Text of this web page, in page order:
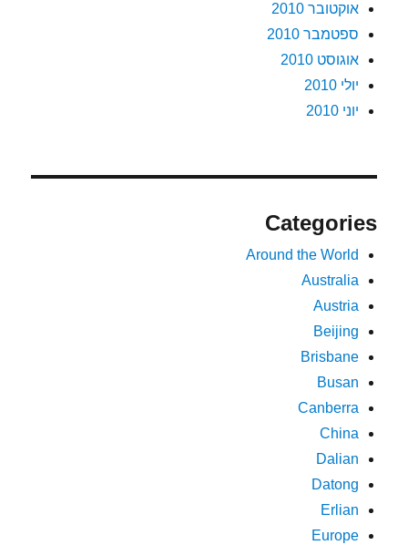
אוקטובר 2010
ספטמבר 2010
אוגוסט 2010
יולי 2010
יוני 2010
Categories
Around the World
Australia
Austria
Beijing
Brisbane
Busan
Canberra
China
Dalian
Datong
Erlian
Europe